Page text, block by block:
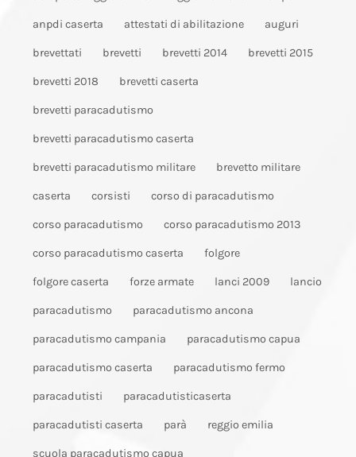
anpdi caserta attestati di abilitazione auguri
brevettati brevetti brevetti 2014 brevetti 2015
brevetti 2018 brevetti caserta
brevetti paracadutismo
brevetti paracadutismo caserta
brevetti paracadutismo militare brevetto militare
caserta corsisti corso di paracadutismo
corso paracadutismo corso paracadutismo 2013
corso paracadutismo caserta folgore
folgore caserta forze armate lanci 2009 lancio
paracadutismo paracadutismo ancona
paracadutismo campania paracadutismo capua
paracadutismo caserta paracadutismo fermo
paracadutisti paracadutisticaserta
paracadutisti caserta parà reggio emilia
scuola paracadutismo capua